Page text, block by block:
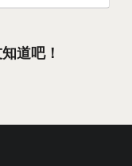
道吧！